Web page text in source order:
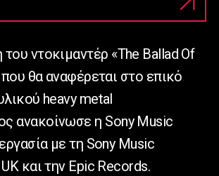
ντοκιμαντέρ «The Ballad Of
θα αναφέρεται στο επικό
heavy metal
ανακοίνωσε η Sony Music
με τη Sony Music
και την Epic Records.